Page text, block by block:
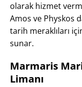
olarak hizmet
Amos ve Physkos
tarih meraklıları
sunar.
Marmaris
Limanı